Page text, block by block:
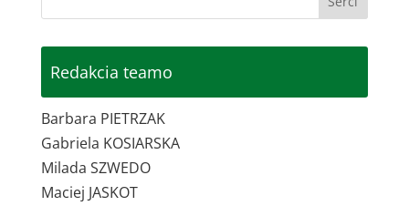
Redakcia teamo
Barbara PIETRZAK
Gabriela KOSIARSKA
Milada SZWEDO
Maciej JASKOT